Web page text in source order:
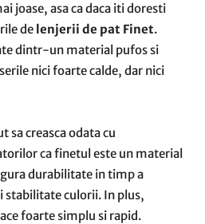
joase, asa ca daca iti doresti
de lenjerii de pat Finet.
dintr-un material pufos si
nici foarte calde, dar nici
sa creasca odata cu
ca finetul este un material
durabilitate in timp a
stabilitate culorii. In plus,
foarte simplu si rapid.